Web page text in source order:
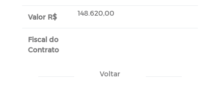
Valor R$ 148.620,00
Fiscal do
Contrato
Voltar